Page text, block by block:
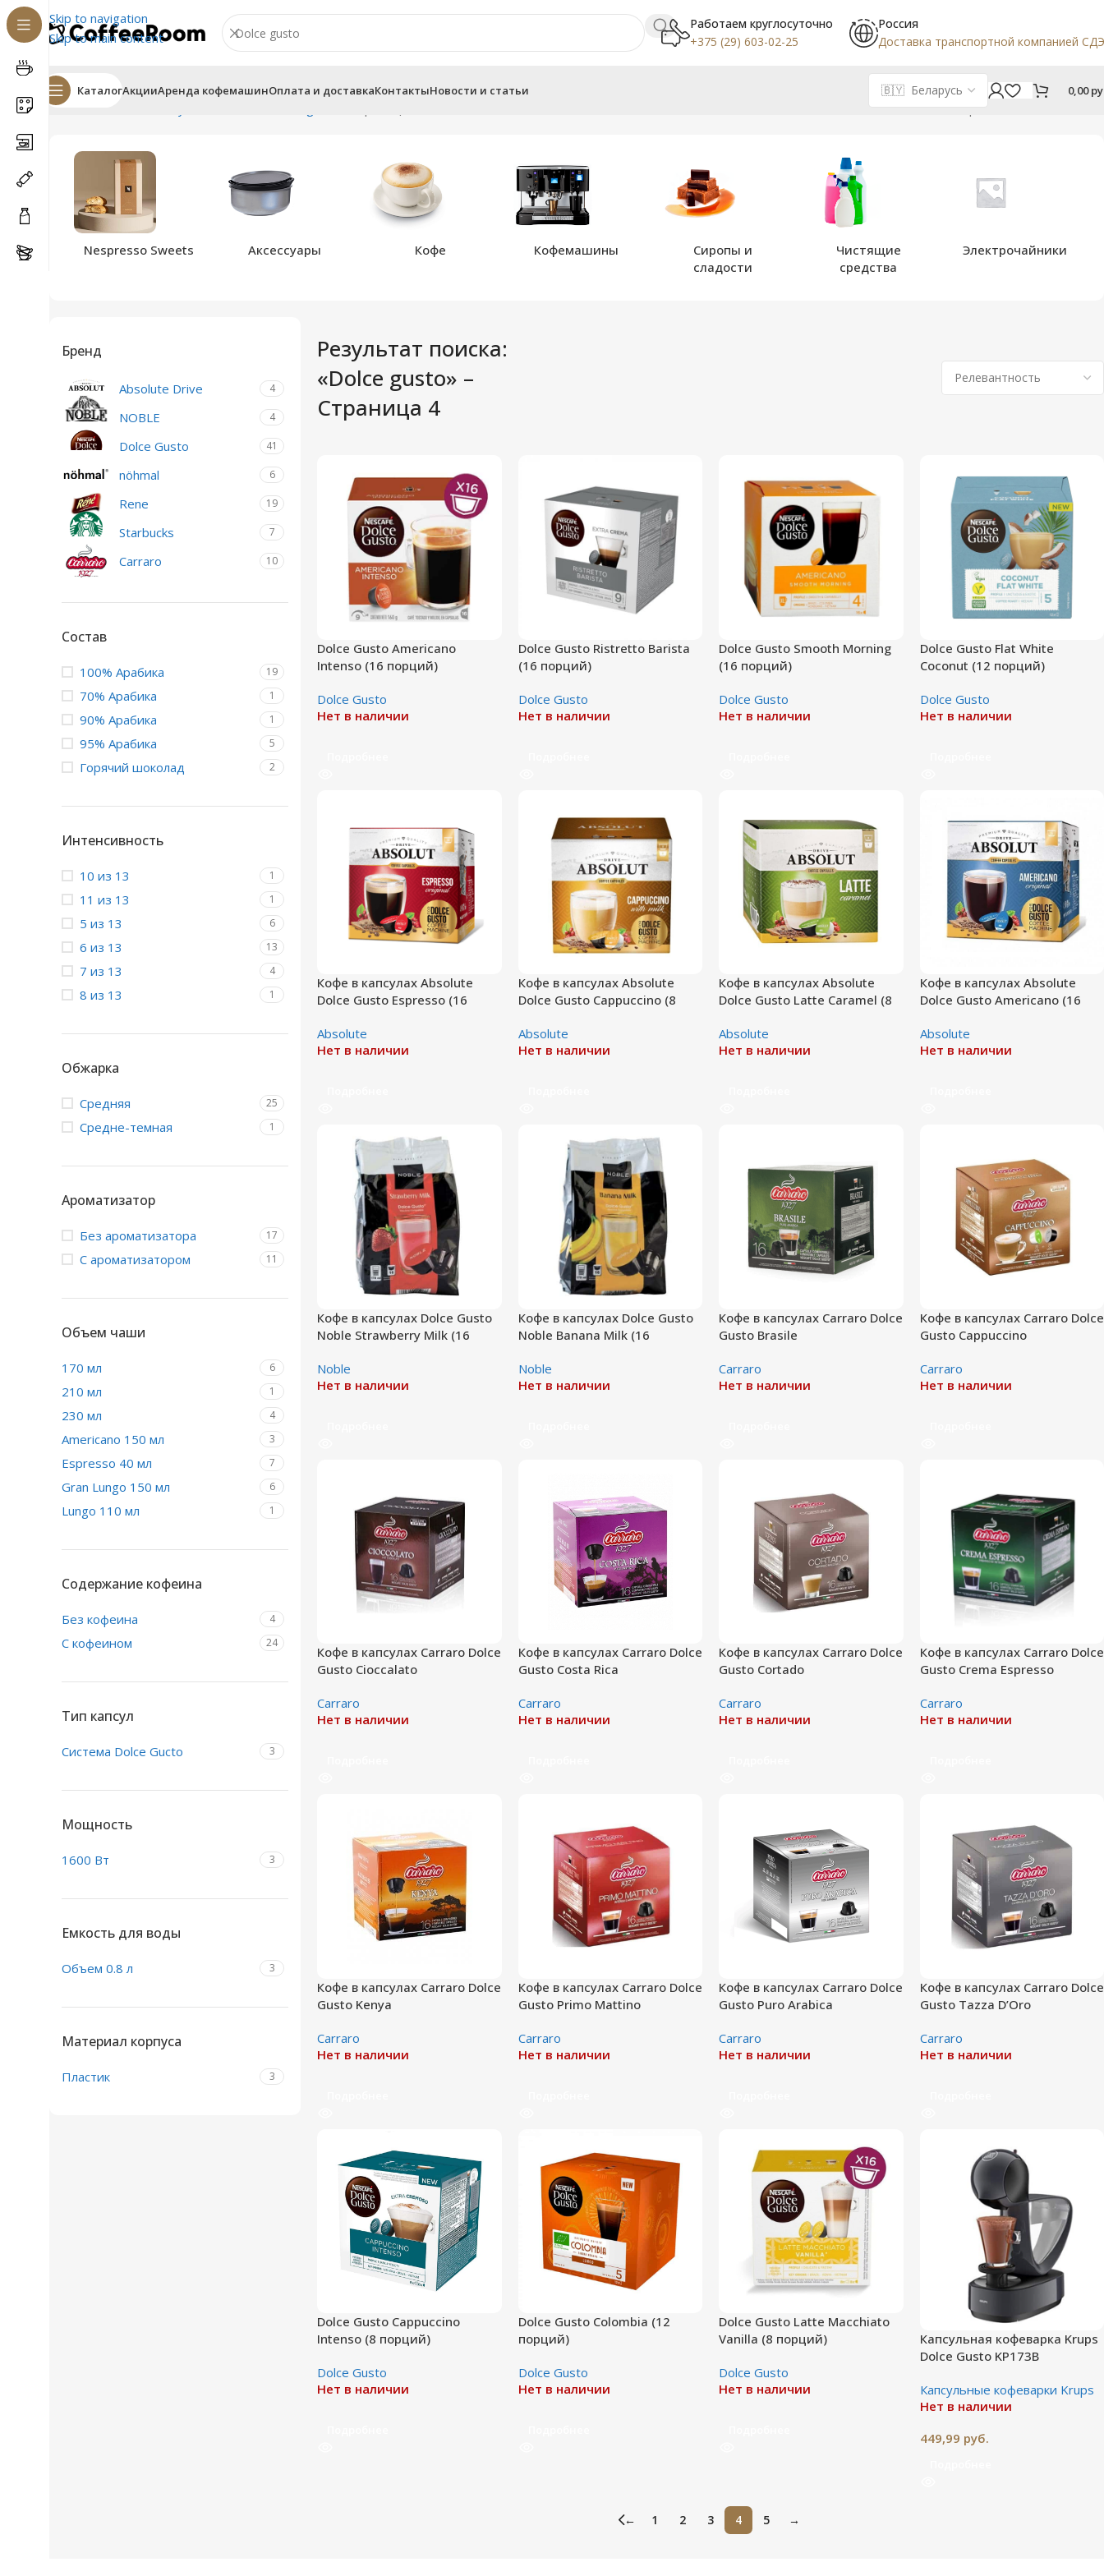
Skip to navigation
Skip to main content
Работаем круглосуточно
+375 (29) 603-02-25
Россия
Доставка транспортной компанией
КаталогАкцииАренда кофемашинОплата и доставкаКонтактыНовости и статьи 0,00
Главная Отображение 73–96 из 102
Nespresso Sweets Аксессуары Кофе Кофемашины
Сиропы и
сладости
Чистящие
средства
Электрочайники
Бренд
Absolute Drive 4
NOBLE 4
Dolce Gusto 41
nöhmal 6
Rene 19
Starbucks 7
Сarraro 10
Состав
100% Арабика 19
70% Арабика 1
90% Арабика 1
95% Арабика 5
Горячий шоколад 2
Интенсивность
10 из 13 1
11 из 13 1
5 из 13 6
6 из 13 13
7 из 13 4
8 из 13 1
Обжарка
Средняя 25
Средне-темная 1
Ароматизатор
Без ароматизатора 17
С ароматизатором 11
Объем чаши
170 мл 6
210 мл 1
230 мл 4
Americano 150 мл 3
Espresso 40 мл 7
Gran Lungo 150 мл 6
Lungo 110 мл 1
Содержание кофеина
Без кофеина 4
С кофеином 24
Тип капсул
Система Dolce Gucto 3
Мощность
1600 Вт 3
Емкость для воды
Объем 0.8 л 3
Материал корпуса
Пластик 3
Результат поиска:
«Dolce gusto» –
Страница 4
Dolce Gusto Americano
Intenso (16 порций)
Dolce Gusto
Нет в наличии
Dolce Gusto Ristretto Barista
(16 порций)
Dolce Gusto
Нет в наличии
Dolce Gusto Smooth Morning
(16 порций)
Dolce Gusto
Нет в наличии
Dolce Gusto Flat White
Coconut (12 порций)
Dolce Gusto
Нет в наличии
Кофе в капсулах Absolute
Dolce Gusto Espresso (16
Absolute
Нет в наличии
Кофе в капсулах Absolute
Dolce Gusto Cappuccino (8
Absolute
Нет в наличии
Кофе в капсулах Absolute
Dolce Gusto Latte Caramel (8
Absolute
Нет в наличии
Кофе в капсулах Absolute
Dolce Gusto Americano (16
Absolute
Нет в наличии
Кофе в капсулах Dolce Gusto
Noble Strawberry Milk (16
Noble
Нет в наличии
Кофе в капсулах Dolce Gusto
Noble Banana Milk (16
Noble
Нет в наличии
Кофе в капсулах Carraro Dolce
Gusto Brasile
Сarraro
Нет в наличии
Кофе в капсулах Carraro Dolce
Gusto Cappuccino
Сarraro
Нет в наличии
Кофе в капсулах Carraro Dolce
Gusto Cioccalato
Сarraro
Нет в наличии
Кофе в капсулах Carraro Dolce
Gusto Costa Riсa
Сarraro
Нет в наличии
Кофе в капсулах Carraro Dolce
Gusto Cortado
Сarraro
Нет в наличии
Кофе в капсулах Carraro Dolce
Gusto Crema Espresso
Сarraro
Нет в наличии
Кофе в капсулах Carraro Dolce
Gusto Kenya
Сarraro
Нет в наличии
Кофе в капсулах Carraro Dolce
Gusto Primo Mattino
Сarraro
Нет в наличии
Кофе в капсулах Carraro Dolce
Gusto Puro Arabica
Сarraro
Нет в наличии
Кофе в капсулах Carraro Dolce
Gusto Tazza D’Oro
Сarraro
Нет в наличии
Dolce Gusto Cappuccino
Intenso (8 порций)
Dolce Gusto
Нет в наличии
Dolce Gusto Colombia (12
порций)
Dolce Gusto
Нет в наличии
Dolce Gusto Latte Macchiato
Vanilla (8 порций)
Dolce Gusto
Нет в наличии
Капсульная кофеварка Krups
Dolce Gusto KP173B
Капсульные кофеварки Krups
Нет в наличии
449,99 руб.
← 1 2 3 4 5 →